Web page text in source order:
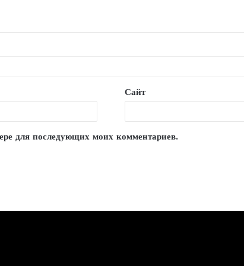
Сайт
для последующих моих комментариев.